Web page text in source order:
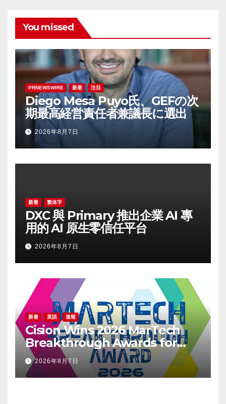
You missed
PRNEWSWIRE 新着 注目
Diego Mesa Puyo氏、GEFの次
期最高経営責任者兼議長に選出
2026年8月7日
新着 繁体字
DXC 與 Primary 推出企業 AI 專
用的 AI 原生零信任平台
2026年8月7日
新着 英語 速報
Cision Wins 2026 MarTech
Breakthrough Awards for
Social Listening, Press
Release Distribution, and
AEO
2026年8月7日